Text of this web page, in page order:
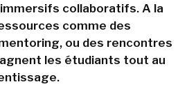
collaboratifs. A la
comme des
ou des rencontres
les étudiants tout au